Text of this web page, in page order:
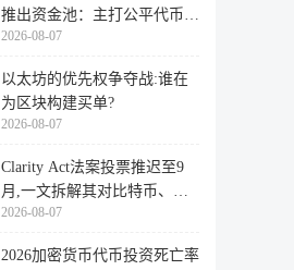
推出资金池：主打公平代币发
行
2026-08-07
以太坊的优先权争夺战:谁在
为区块构建买单?
2026-08-07
Clarity Act法案投票推迟至9
月,一文拆解其对比特币、以
太坊
2026-08-07
2026加密货币代币投资死亡率